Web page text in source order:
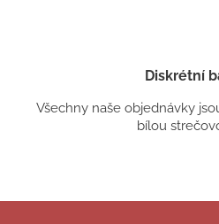
Diskrétní
Všechny naše objednávky
bílou